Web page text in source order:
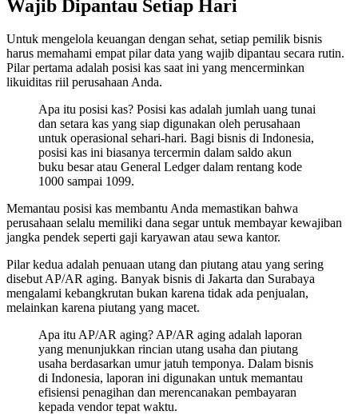
Wajib Dipantau Setiap Hari
Untuk mengelola keuangan dengan sehat, setiap pemilik bisnis
harus memahami empat pilar data yang wajib dipantau secara rutin.
Pilar pertama adalah posisi kas saat ini yang mencerminkan
likuiditas riil perusahaan Anda.
Apa itu posisi kas? Posisi kas adalah jumlah uang tunai
dan setara kas yang siap digunakan oleh perusahaan
untuk operasional sehari-hari. Bagi bisnis di Indonesia,
posisi kas ini biasanya tercermin dalam saldo akun
buku besar atau General Ledger dalam rentang kode
1000 sampai 1099.
Memantau posisi kas membantu Anda memastikan bahwa
perusahaan selalu memiliki dana segar untuk membayar kewajiban
jangka pendek seperti gaji karyawan atau sewa kantor.
Pilar kedua adalah penuaan utang dan piutang atau yang sering
disebut AP/AR aging. Banyak bisnis di Jakarta dan Surabaya
mengalami kebangkrutan bukan karena tidak ada penjualan,
melainkan karena piutang yang macet.
Apa itu AP/AR aging? AP/AR aging adalah laporan
yang menunjukkan rincian utang usaha dan piutang
usaha berdasarkan umur jatuh temponya. Dalam bisnis
di Indonesia, laporan ini digunakan untuk memantau
efisiensi penagihan dan merencanakan pembayaran
kepada vendor tepat waktu.